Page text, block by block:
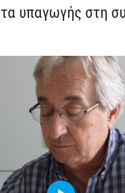
υπαγωγής στη